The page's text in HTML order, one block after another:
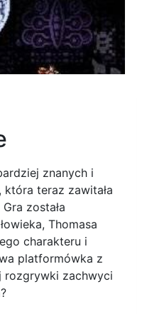
znanych i
teraz zawitała
została
Thomasa
charakteru i
platformówka z
rozgrywki zachwyci